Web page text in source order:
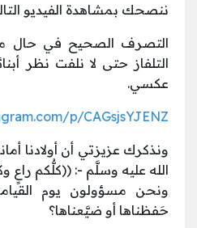
ننصحك بمشاهدة الفيديو
التصرف الصحيح في حال
التلفاز حتى لا نلفت نظر
عكسي.
p/CAGsjsYJENZ/
ونذكرك عزيزتي أن أولادنا
الله عليه وسلَّم -: ((كلُّكم
ونحن مسؤولون يوم
حَفظناها أو ضيَّعناها؟